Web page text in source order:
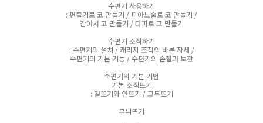
수편기 사용하기
: 편출기로 코 만들기 / 피아노줄로 코 만들기 /
감아서 코 만들기 / 타피로 코 만들기
수편기 조작하기
: 수편기의 설치 / 캐리지 조작의 바른 자세 /
수편기의 기본 기능 / 수편기의 손질과 보관
수편기의 기본 기법
기본 조직뜨기
: 겉뜨기와 안뜨기 / 고무뜨기
무늬뜨기